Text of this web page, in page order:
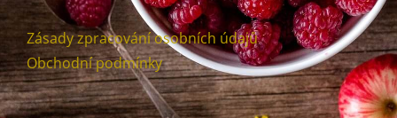
Zásady zpracování osobních údajů
Obchodní podmínky